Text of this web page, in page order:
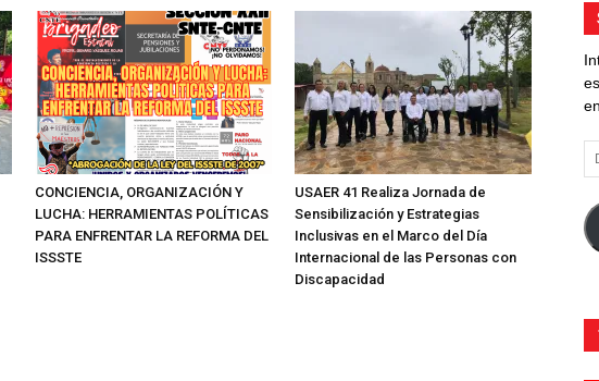
CONCIENCIA, ORGANIZACIÓN Y
LUCHA: HERRAMIENTAS POLÍTICAS
PARA ENFRENTAR LA REFORMA DEL
ISSSTE
USAER 41 Realiza Jornada de
Sensibilización y Estrategias
Inclusivas en el Marco del Día
Internacional de las Personas con
Discapacidad
de